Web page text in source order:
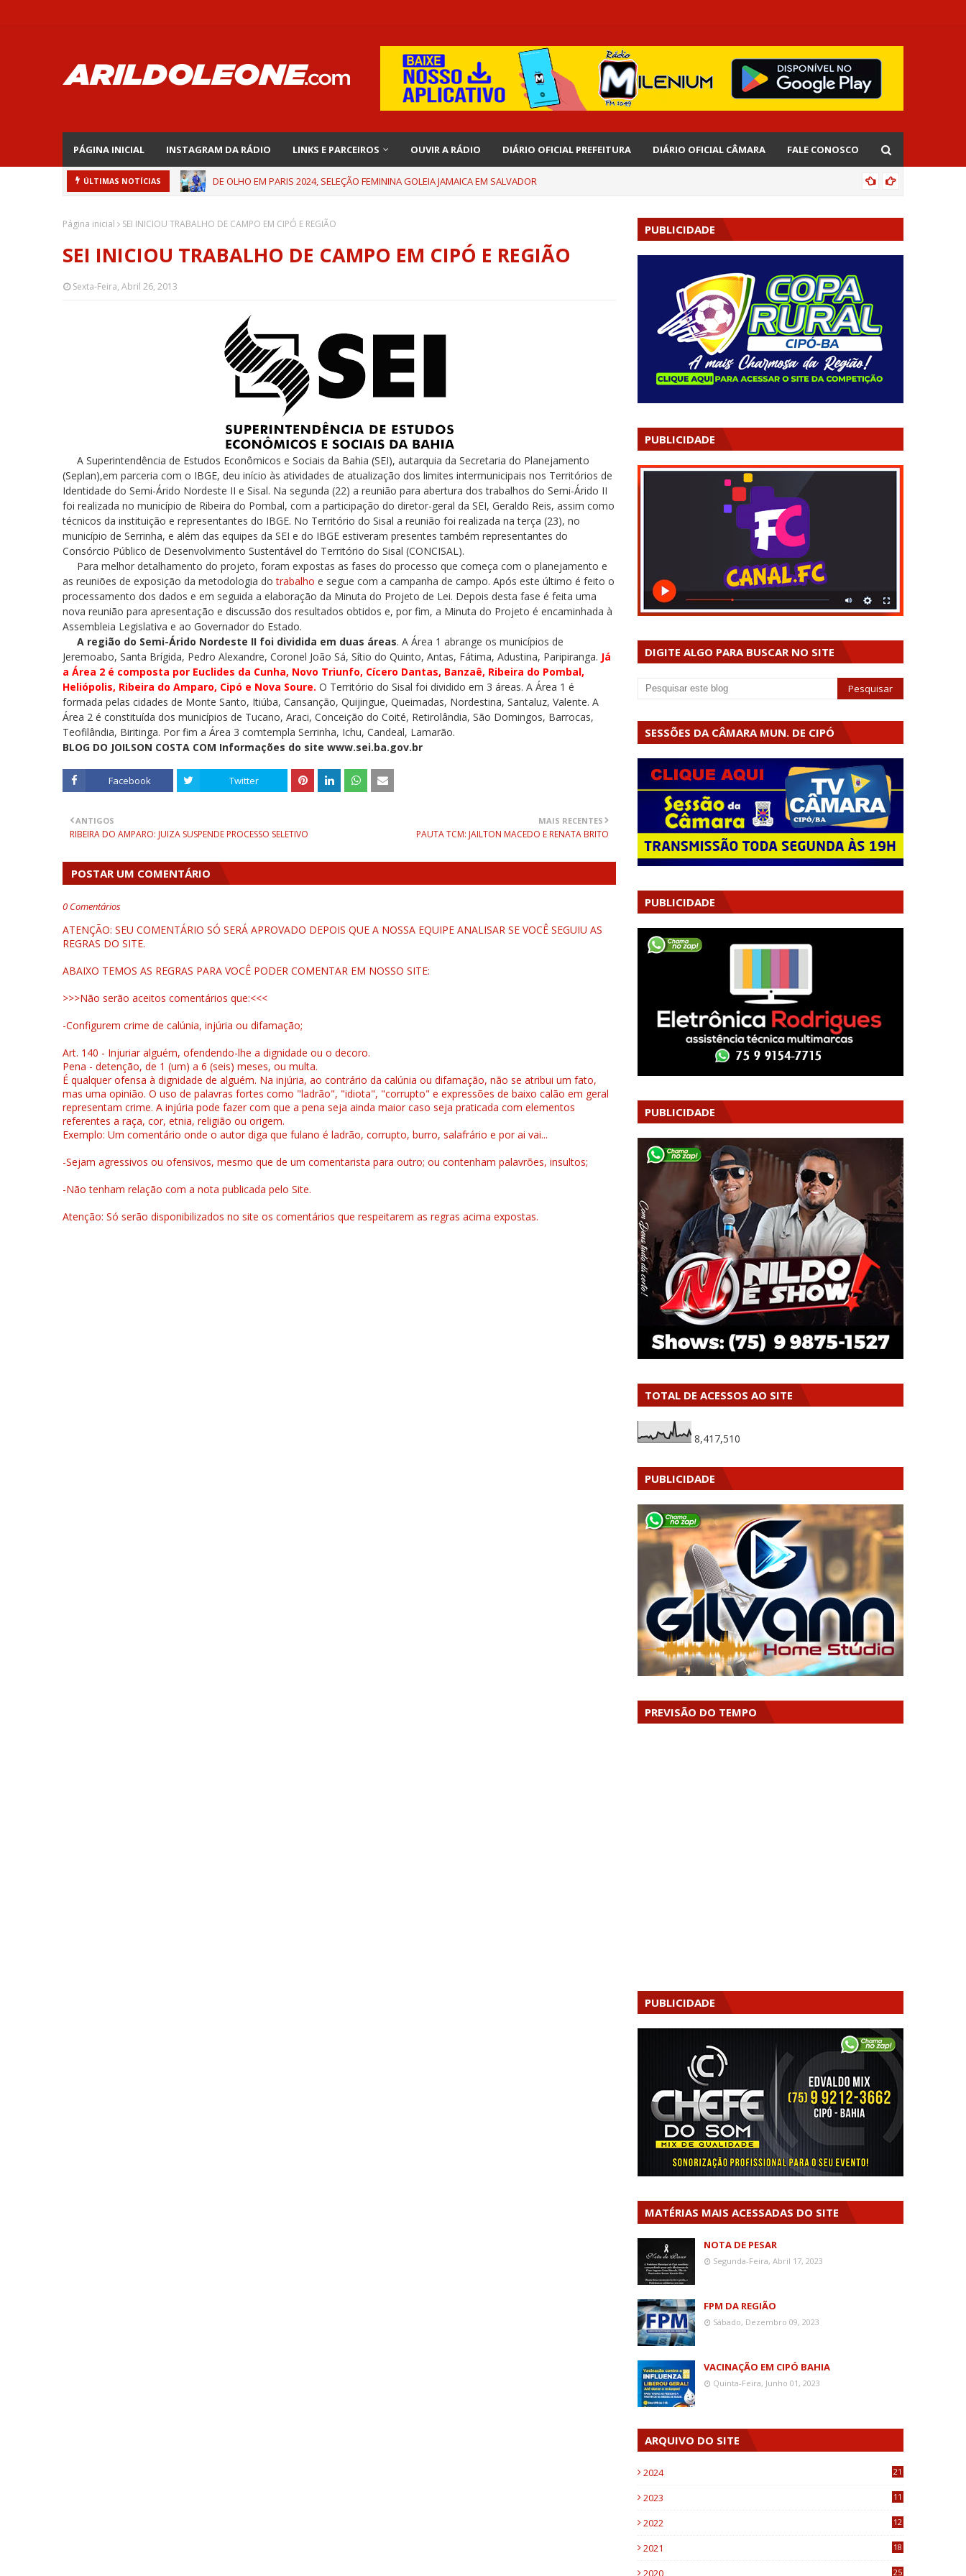
PÁGINA INICIAL INSTAGRAM DA RÁDIO LINKS E PARCEIROS OUVIR A RÁDIO DIÁRIO OFICIAL PREFEITURA DIÁRIO OFICIAL CÂMARA FALE CONOSCO
ÚLTIMAS NOTÍCIAS DE OLHO EM PARIS 2024, SELEÇÃO FEMININA GOLEIA JAMAICA EM SALVADOR
Página inicial SEI INICIOU TRABALHO DE CAMPO EM CIPÓ E REGIÃO
SEI INICIOU TRABALHO DE CAMPO EM CIPÓ E REGIÃO
Sexta-Feira, Abril 26, 2013
A Superintendência de Estudos Econômicos e Sociais da Bahia (SEI), autarquia da Secretaria do Planejamento
(Seplan),em parceria com o IBGE, deu início às atividades de atualização dos limites intermunicipais nos Territórios de
Identidade do Semi-Árido Nordeste II e Sisal. Na segunda (22) a reunião para abertura dos trabalhos do Semi-Árido II
foi realizada no município de Ribeira do Pombal, com a participação do diretor-geral da SEI, Geraldo Reis, assim como
técnicos da instituição e representantes do IBGE. No Território do Sisal a reunião foi realizada na terça (23), no
município de Serrinha, e além das equipes da SEI e do IBGE estiveram presentes também representantes do
Consórcio Público de Desenvolvimento Sustentável do Território do Sisal (CONCISAL).
Para melhor detalhamento do projeto, foram expostas as fases do processo que começa com o planejamento e
as reuniões de exposição da metodologia dotrabalho e segue com a campanha de campo. Após este último é feito o
processamento dos dados e em seguida a elaboração da Minuta do Projeto de Lei. Depois desta fase é feita uma
nova reunião para apresentação e discussão dos resultados obtidos e, por fim, a Minuta do Projeto é encaminhada à
Assembleia Legislativa e ao Governador do Estado.
A região do Semi-Árido Nordeste II foi dividida em duas áreas. A Área 1 abrange os municípios de
Jeremoabo, Santa Brígida, Pedro Alexandre, Coronel João Sá, Sítio do Quinto, Antas, Fátima, Adustina, Paripiranga. Já
a Área 2 é composta por Euclides da Cunha, Novo Triunfo, Cícero Dantas, Banzaê, Ribeira do Pombal,
Heliópolis, Ribeira do Amparo, Cipó e Nova Soure. O Território do Sisal foi dividido em 3 áreas. A Área 1 é
formada pelas cidades de Monte Santo, Itiúba, Cansanção, Quijingue, Queimadas, Nordestina, Santaluz, Valente. A
Área 2 é constituída dos municípios de Tucano, Araci, Conceição do Coité, Retirolândia, São Domingos, Barrocas,
Teofilândia, Biritinga. Por fim a Área 3 comtempla Serrinha, Ichu, Candeal, Lamarão.
BLOG DO JOILSON COSTA COM Informações do site www.sei.ba.gov.br
Facebook Twitter
MAIS RECENTES
PAUTA TCM: JAILTON MACEDO E RENATA BRITO
ANTIGOS
RIBEIRA DO AMPARO: JUIZA SUSPENDE PROCESSO SELETIVO
POSTAR UM COMENTÁRIO
0 Comentários
ATENÇÃO: SEU COMENTÁRIO SÓ SERÁ APROVADO DEPOIS QUE A NOSSA EQUIPE ANALISAR SE VOCÊ SEGUIU AS
REGRAS DO SITE.
ABAIXO TEMOS AS REGRAS PARA VOCÊ PODER COMENTAR EM NOSSO SITE:
>>>Não serão aceitos comentários que:<<<
-Configurem crime de calúnia, injúria ou difamação;
Art. 140 - Injuriar alguém, ofendendo-lhe a dignidade ou o decoro.
Pena - detenção, de 1 (um) a 6 (seis) meses, ou multa.
É qualquer ofensa à dignidade de alguém. Na injúria, ao contrário da calúnia ou difamação, não se atribui um fato,
mas uma opinião. O uso de palavras fortes como "ladrão", "idiota", "corrupto" e expressões de baixo calão em geral
representam crime. A injúria pode fazer com que a pena seja ainda maior caso seja praticada com elementos
referentes a raça, cor, etnia, religião ou origem.
Exemplo: Um comentário onde o autor diga que fulano é ladrão, corrupto, burro, salafrário e por ai vai...
-Sejam agressivos ou ofensivos, mesmo que de um comentarista para outro; ou contenham palavrões, insultos;
-Não tenham relação com a nota publicada pelo Site.
Atenção: Só serão disponibilizados no site os comentários que respeitarem as regras acima expostas.
PUBLICIDADE
PUBLICIDADE
DIGITE ALGO PARA BUSCAR NO SITE
SESSÕES DA CÂMARA MUN. DE CIPÓ
PUBLICIDADE
PUBLICIDADE
TOTAL DE ACESSOS AO SITE
8,417,510
PUBLICIDADE
PREVISÃO DO TEMPO
PUBLICIDADE
MATÉRIAS MAIS ACESSADAS DO SITE
NOTA DE PESAR
Segunda-Feira, Abril 17, 2023
FPM DA REGIÃO
Sábado, Dezembro 09, 2023
VACINAÇÃO EM CIPÓ BAHIA
Quinta-Feira, Junho 01, 2023
ARQUIVO DO SITE
2024 21
2023
11
2022
12
2021
18
2020 25